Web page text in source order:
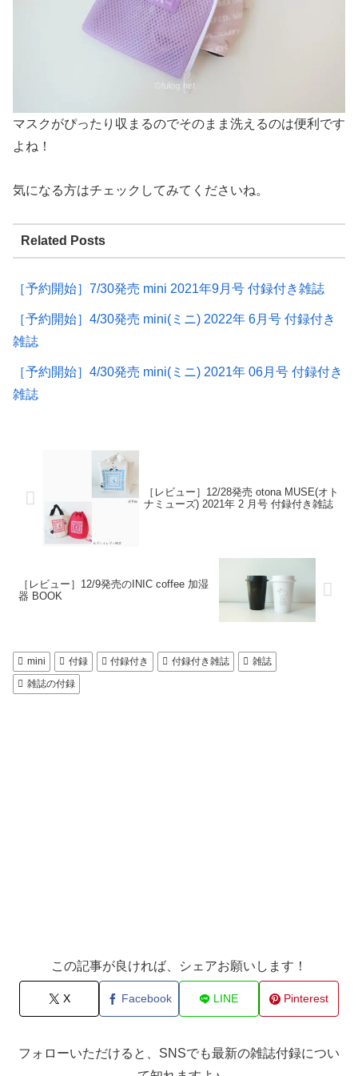
マスクがぴったり収まるのでそのまま洗えるのは便利です
よね！
気になる方はチェックしてみてくださいね。
Related Posts
［予約開始］7/30発売 mini 2021年9月号 付録付き雑誌
［予約開始］4/30発売 mini(ミニ) 2022年 6月号 付録付き
雑誌
［予約開始］4/30発売 mini(ミニ) 2021年 06月号 付録付き
雑誌
［レビュー］12/28発売 otona MUSE(オト
ナミューズ) 2021年 2 月号 付録付き雑誌
［レビュー］12/9発売のINIC coffee 加湿
器 BOOK
mini 付録 付録付き 付録付き雑誌
雑誌
雑誌の付録
この記事が良ければ、シェアお願いします！
X Facebook LINE Pinterest
フォローいただけると、SNSでも最新の雑誌付録につい